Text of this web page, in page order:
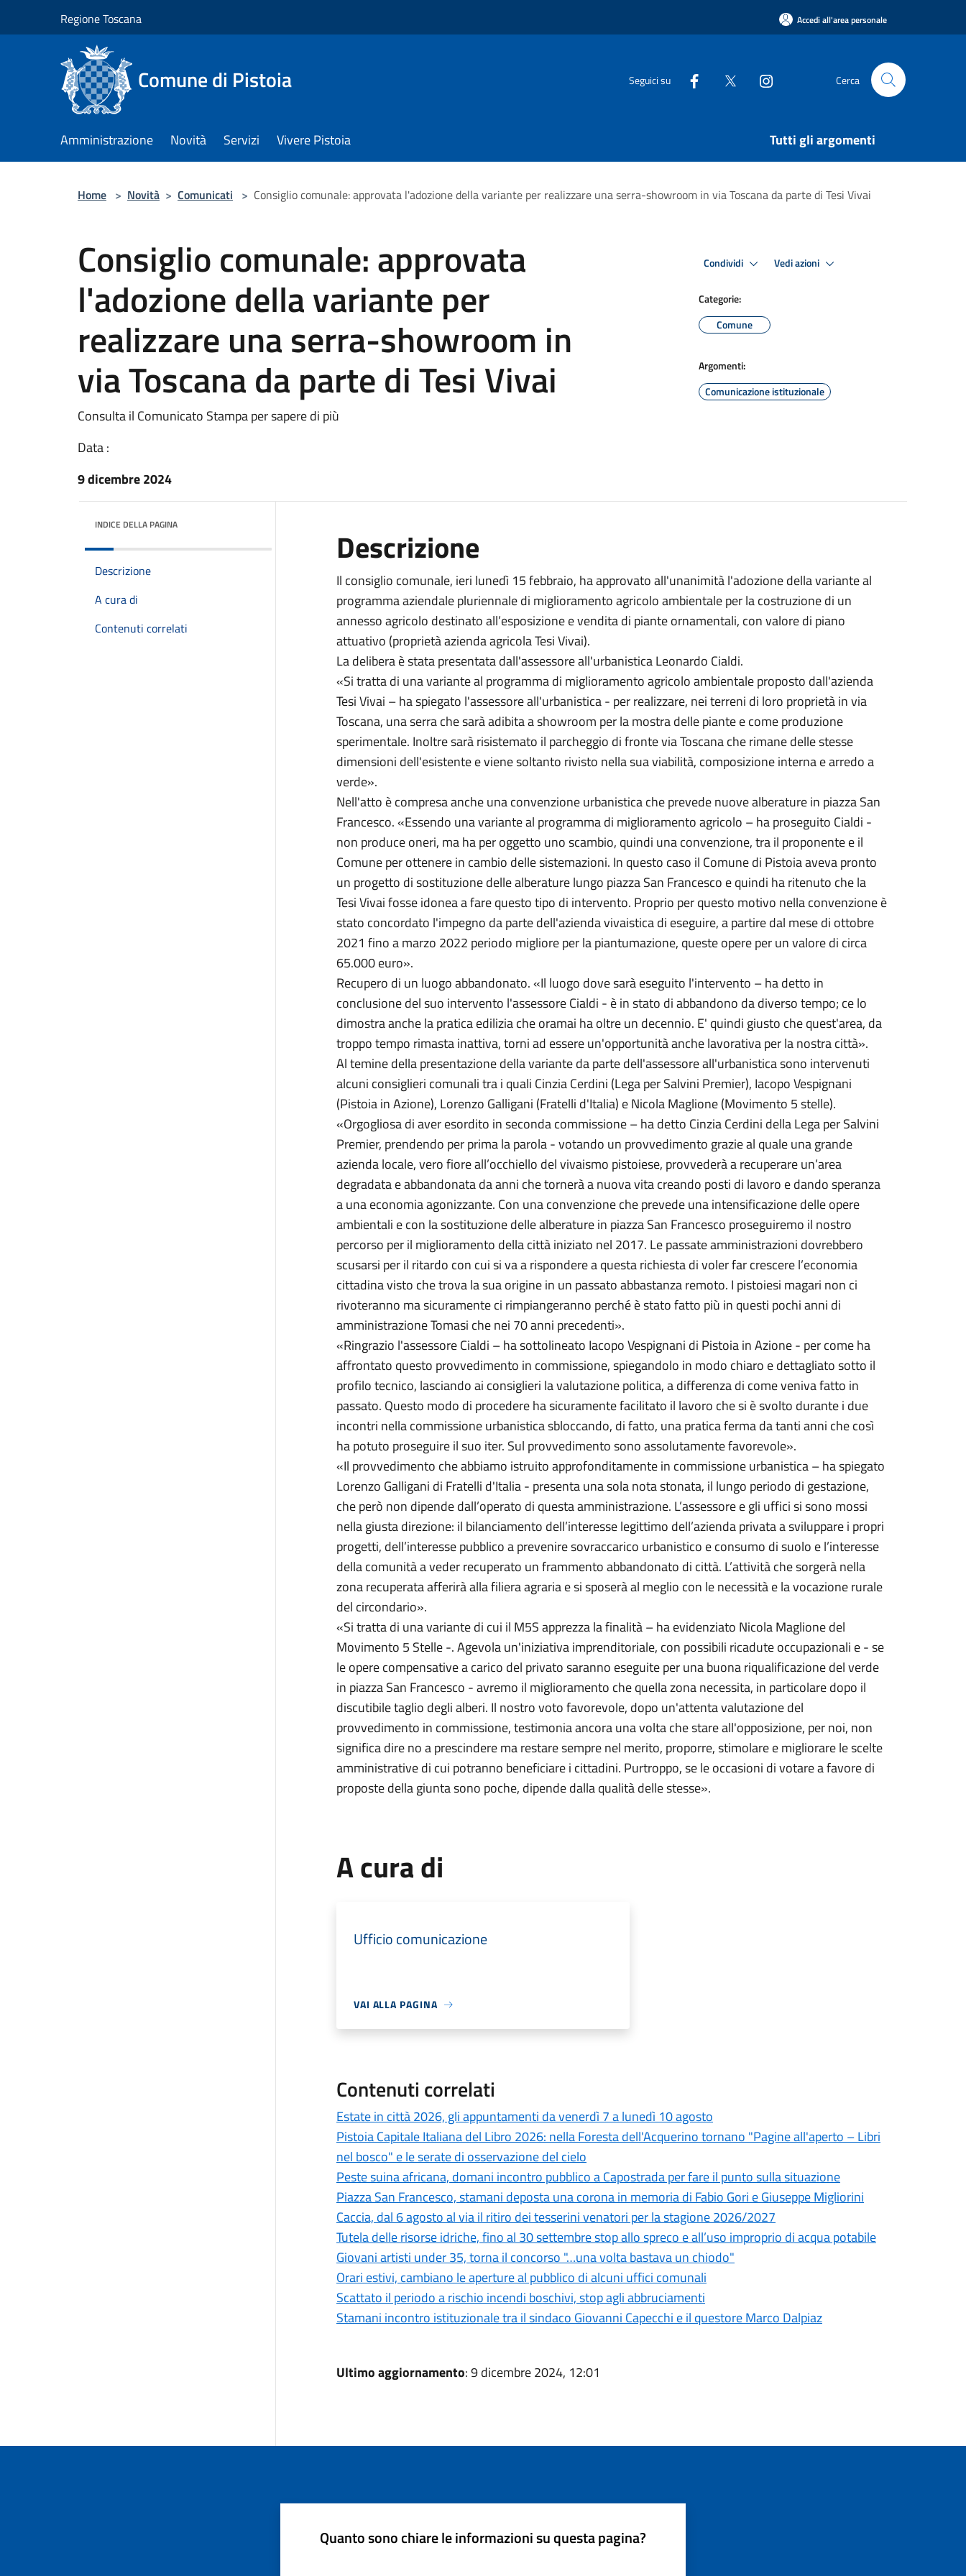
Regione Toscana Accedi all'area personale
Comune di Pistoia Seguici su Cerca
Amministrazione Novità Servizi Vivere Pistoia Tutti gli argomenti
Home > Novità > Comunicati > Consiglio comunale: approvata l'adozione della variante per realizzare una serra-showroom in via Toscana da parte di Tesi Vivai
Consiglio comunale: approvata
l'adozione della variante per
realizzare una serra-showroom in
via Toscana da parte di Tesi Vivai
Consulta il Comunicato Stampa per sapere di più
Data :
9 dicembre 2024
Condividi Vedi azioni
Categorie:
Comune
Argomenti:
Comunicazione istituzionale
INDICE DELLA PAGINA
Descrizione
A cura di
Contenuti correlati
Descrizione
Il consiglio comunale, ieri lunedì 15 febbraio, ha approvato all'unanimità l'adozione della variante al
programma aziendale pluriennale di miglioramento agricolo ambientale per la costruzione di un
annesso agricolo destinato all’esposizione e vendita di piante ornamentali, con valore di piano
attuativo (proprietà azienda agricola Tesi Vivai).
La delibera è stata presentata dall'assessore all'urbanistica Leonardo Cialdi.
«Si tratta di una variante al programma di miglioramento agricolo ambientale proposto dall'azienda
Tesi Vivai – ha spiegato l'assessore all'urbanistica - per realizzare, nei terreni di loro proprietà in via
Toscana, una serra che sarà adibita a showroom per la mostra delle piante e come produzione
sperimentale. Inoltre sarà risistemato il parcheggio di fronte via Toscana che rimane delle stesse
dimensioni dell'esistente e viene soltanto rivisto nella sua viabilità, composizione interna e arredo a
verde».
Nell'atto è compresa anche una convenzione urbanistica che prevede nuove alberature in piazza San
Francesco. «Essendo una variante al programma di miglioramento agricolo – ha proseguito Cialdi -
non produce oneri, ma ha per oggetto uno scambio, quindi una convenzione, tra il proponente e il
Comune per ottenere in cambio delle sistemazioni. In questo caso il Comune di Pistoia aveva pronto
un progetto di sostituzione delle alberature lungo piazza San Francesco e quindi ha ritenuto che la
Tesi Vivai fosse idonea a fare questo tipo di intervento. Proprio per questo motivo nella convenzione è
stato concordato l'impegno da parte dell'azienda vivaistica di eseguire, a partire dal mese di ottobre
2021 fino a marzo 2022 periodo migliore per la piantumazione, queste opere per un valore di circa
65.000 euro».
Recupero di un luogo abbandonato. «Il luogo dove sarà eseguito l'intervento – ha detto in
conclusione del suo intervento l'assessore Cialdi - è in stato di abbandono da diverso tempo; ce lo
dimostra anche la pratica edilizia che oramai ha oltre un decennio. E' quindi giusto che quest'area, da
troppo tempo rimasta inattiva, torni ad essere un'opportunità anche lavorativa per la nostra città».
Al temine della presentazione della variante da parte dell'assessore all'urbanistica sono intervenuti
alcuni consiglieri comunali tra i quali Cinzia Cerdini (Lega per Salvini Premier), Iacopo Vespignani
(Pistoia in Azione), Lorenzo Galligani (Fratelli d'Italia) e Nicola Maglione (Movimento 5 stelle).
«Orgogliosa di aver esordito in seconda commissione – ha detto Cinzia Cerdini della Lega per Salvini
Premier, prendendo per prima la parola - votando un provvedimento grazie al quale una grande
azienda locale, vero fiore all’occhiello del vivaismo pistoiese, provvederà a recuperare un’area
degradata e abbandonata da anni che tornerà a nuova vita creando posti di lavoro e dando speranza
a una economia agonizzante. Con una convenzione che prevede una intensificazione delle opere
ambientali e con la sostituzione delle alberature in piazza San Francesco proseguiremo il nostro
percorso per il miglioramento della città iniziato nel 2017. Le passate amministrazioni dovrebbero
scusarsi per il ritardo con cui si va a rispondere a questa richiesta di voler far crescere l’economia
cittadina visto che trova la sua origine in un passato abbastanza remoto. I pistoiesi magari non ci
rivoteranno ma sicuramente ci rimpiangeranno perché è stato fatto più in questi pochi anni di
amministrazione Tomasi che nei 70 anni precedenti».
«Ringrazio l'assessore Cialdi – ha sottolineato Iacopo Vespignani di Pistoia in Azione - per come ha
affrontato questo provvedimento in commissione, spiegandolo in modo chiaro e dettagliato sotto il
profilo tecnico, lasciando ai consiglieri la valutazione politica, a differenza di come veniva fatto in
passato. Questo modo di procedere ha sicuramente facilitato il lavoro che si è svolto durante i due
incontri nella commissione urbanistica sbloccando, di fatto, una pratica ferma da tanti anni che così
ha potuto proseguire il suo iter. Sul provvedimento sono assolutamente favorevole».
«Il provvedimento che abbiamo istruito approfonditamente in commissione urbanistica – ha spiegato
Lorenzo Galligani di Fratelli d'Italia - presenta una sola nota stonata, il lungo periodo di gestazione,
che però non dipende dall’operato di questa amministrazione. L’assessore e gli uffici si sono mossi
nella giusta direzione: il bilanciamento dell’interesse legittimo dell’azienda privata a sviluppare i propri
progetti, dell’interesse pubblico a prevenire sovraccarico urbanistico e consumo di suolo e l’interesse
della comunità a veder recuperato un frammento abbandonato di città. L’attività che sorgerà nella
zona recuperata afferirà alla filiera agraria e si sposerà al meglio con le necessità e la vocazione rurale
del circondario».
«Si tratta di una variante di cui il M5S apprezza la finalità – ha evidenziato Nicola Maglione del
Movimento 5 Stelle -. Agevola un'iniziativa imprenditoriale, con possibili ricadute occupazionali e - se
le opere compensative a carico del privato saranno eseguite per una buona riqualificazione del verde
in piazza San Francesco - avremo il miglioramento che quella zona necessita, in particolare dopo il
discutibile taglio degli alberi. Il nostro voto favorevole, dopo un'attenta valutazione del
provvedimento in commissione, testimonia ancora una volta che stare all'opposizione, per noi, non
significa dire no a prescindere ma restare sempre nel merito, proporre, stimolare e migliorare le scelte
amministrative di cui potranno beneficiare i cittadini. Purtroppo, se le occasioni di votare a favore di
proposte della giunta sono poche, dipende dalla qualità delle stesse».
A cura di
Ufficio comunicazione
VAI ALLA PAGINA
Contenuti correlati
Estate in città 2026, gli appuntamenti da venerdì 7 a lunedì 10 agosto
Pistoia Capitale Italiana del Libro 2026: nella Foresta dell'Acquerino tornano "Pagine all'aperto – Libri
nel bosco" e le serate di osservazione del cielo
Peste suina africana, domani incontro pubblico a Capostrada per fare il punto sulla situazione
Piazza San Francesco, stamani deposta una corona in memoria di Fabio Gori e Giuseppe Migliorini
Caccia, dal 6 agosto al via il ritiro dei tesserini venatori per la stagione 2026/2027
Tutela delle risorse idriche, fino al 30 settembre stop allo spreco e all’uso improprio di acqua potabile
Giovani artisti under 35, torna il concorso "…una volta bastava un chiodo"
Orari estivi, cambiano le aperture al pubblico di alcuni uffici comunali
Scattato il periodo a rischio incendi boschivi, stop agli abbruciamenti
Stamani incontro istituzionale tra il sindaco Giovanni Capecchi e il questore Marco Dalpiaz
Ultimo aggiornamento: 9 dicembre 2024, 12:01
Quanto sono chiare le informazioni su questa pagina?